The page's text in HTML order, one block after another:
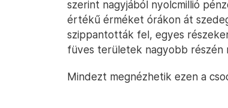
szerint nagyjából nyolcmillió
értékű érméket órákon át
szippantották fel, egyes
füves területek nagyobb részén
Mindezt megnézhetik ezen a